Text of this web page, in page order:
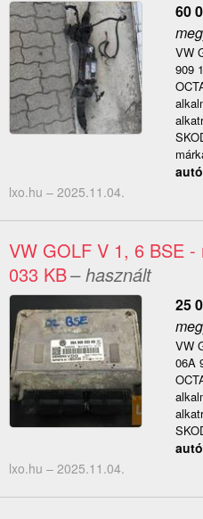
60
VW
909
lxo.hu – 2025.11.04.
VW GOLF V 1, 6 BSE
033 KB– használt
25
VW
06A
lxo.hu – 2025.11.04.